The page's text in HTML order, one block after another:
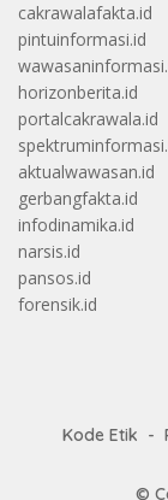
cakrawalafakta.id
pintuinformasi.id
horizonberita.id
portalcakrawala.id
aktualwawasan.id
gerbangfakta.id
infodinamika.id
narsis.id
pansos.id
forensik.id
Kode Etik
©